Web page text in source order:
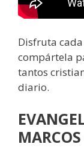
Disfruta
compártela
tantos
diario.